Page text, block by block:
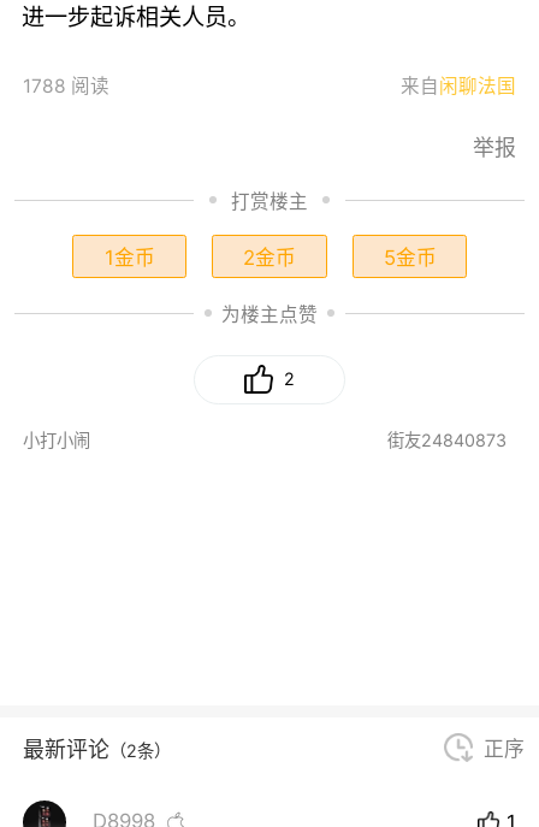
进一步起诉相关人员。
1788 阅读 来自 闲聊法国
举报
打赏楼主
1金币 2金币 5金币
为楼主点赞
2
小打小闹 街友24840873
最新评论 （2条） 正序
_D8998 1